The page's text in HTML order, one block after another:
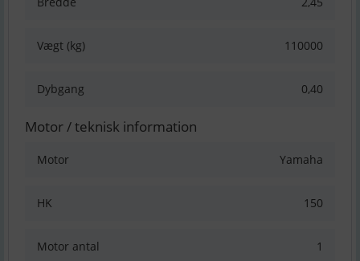
Vægt (kg) 110000
Dybgang 0,40
Motor / teknisk information
Motor Yamaha
HK 150
Motor antal 1